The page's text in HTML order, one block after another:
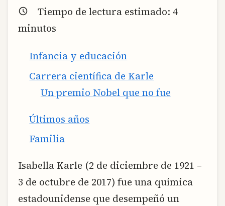
Tiempo de lectura estimado: 4
minutos
Infancia y educación
Carrera científica de Karle
Un premio Nobel que no fue
Últimos años
Familia
Isabella Karle (2 de diciembre de 1921 –
3 de octubre de 2017) fue una química
estadounidense que desempeñó un